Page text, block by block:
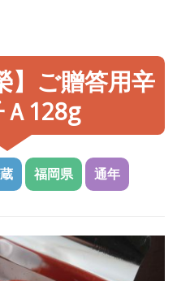
】ご贈答用辛
128g
福岡県 通年